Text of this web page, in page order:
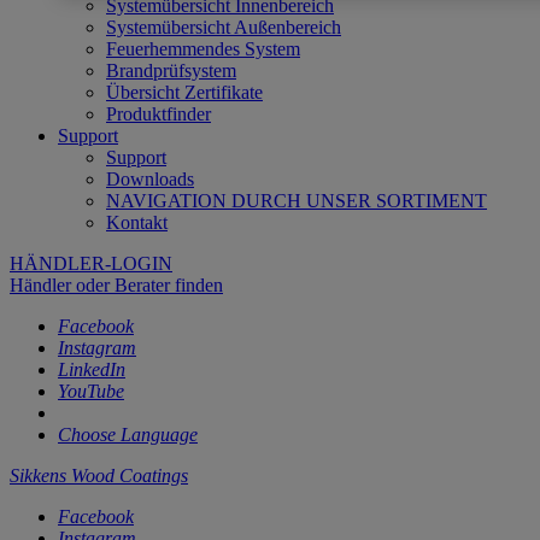
Systemübersicht Innenbereich
Systemübersicht Außenbereich
Feuerhemmendes System
Brandprüfsystem
Übersicht Zertifikate
Produktfinder
Support
Support
Downloads
NAVIGATION DURCH UNSER SORTIMENT
Kontakt
HÄNDLER-LOGIN
Händler oder Berater finden
Facebook
Instagram
LinkedIn
YouTube
Choose Language
Sikkens Wood Coatings
Facebook